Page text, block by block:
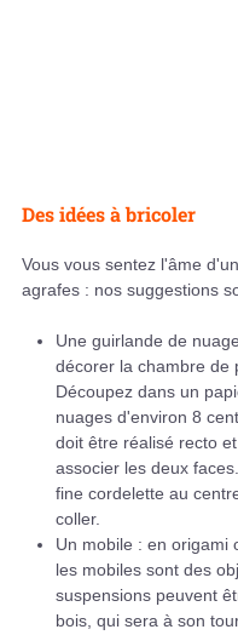
Des idées à bricoler
Vous vous sentez l'âme
agrafes : nos suggestions
Une guirlande de
décorer la chambre de
Découpez dans un
nuages d'environ 8
doit être réalisé recto
associer les deux
fine cordelette au
coller.
Un mobile : en origami
les mobiles sont des
suspensions peuvent
bois, qui sera à son